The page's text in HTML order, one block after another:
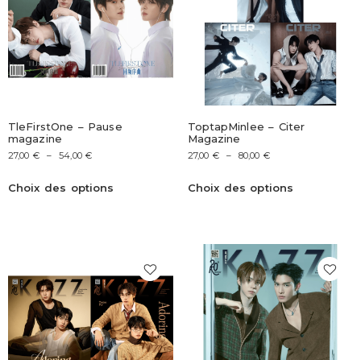
TleFirstOne – Pause
magazine
27,00 € – 54,00€
Choix des options
ToptapMinlee – Citer
Magazine
27,00 € – 80,00 €
Choix des options